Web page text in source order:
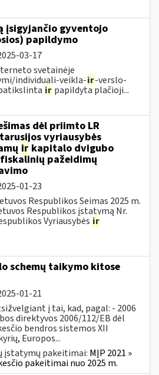
įsigyjančio gyventojo
papildymo
03-17
svetainėje
individuali-veikla-ir-verslo-
ir papildyta plačioji...
dėl priimto LR
vyriausybės
ir kapitalo dvigubo
fiskalinių pažeidimų
01-23
Respublikos Seimas 2025 m.
Respublikos įstatymą Nr.
Vyriausybės ir
schemų taikymo kitose
01-21
į tai, kad, pagal: - 2006
direktyvos 2006/112/EB dėl
bendros sistemos XII
Europos...
įstatymų pakeitimai: MĮP 2021 »
pakeitimai nuo 2025 m.